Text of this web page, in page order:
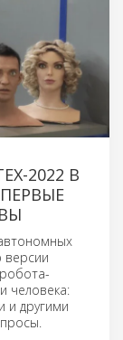
2022 В
версии
человека:
и другими